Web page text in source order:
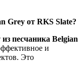
Grey от RKS Slate?
песчаника Belgian
и
Это